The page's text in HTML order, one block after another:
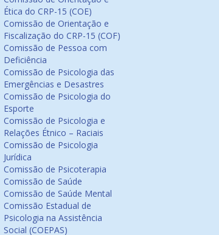
Ética do CRP-15 (COE)
Comissão de Orientação e
Fiscalização do CRP-15 (COF)
Comissão de Pessoa com
Deficiência
Comissão de Psicologia das
Emergências e Desastres
Comissão de Psicologia do
Esporte
Comissão de Psicologia e
Relações Étnico – Raciais
Comissão de Psicologia
Jurídica
Comissão de Psicoterapia
Comissão de Saúde
Comissão de Saúde Mental
Comissão Estadual de
Psicologia na Assistência
Social (COEPAS)